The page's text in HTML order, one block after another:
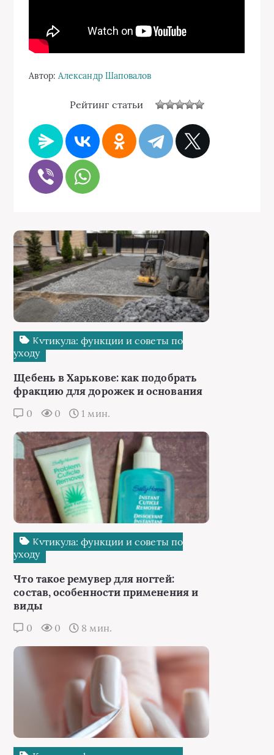
Автор: Александр Шаповалов
Рейтинг статьи
Кутикула: функции и советы по
уходу
Щебень в Харькове: как подобрать
фракцию для дорожек и основания
0 0 1 мин.
Кутикула: функции и советы по
уходу
Что такое ремувер для ногтей:
состав, особенности применения и
виды
0 0 8 мин.